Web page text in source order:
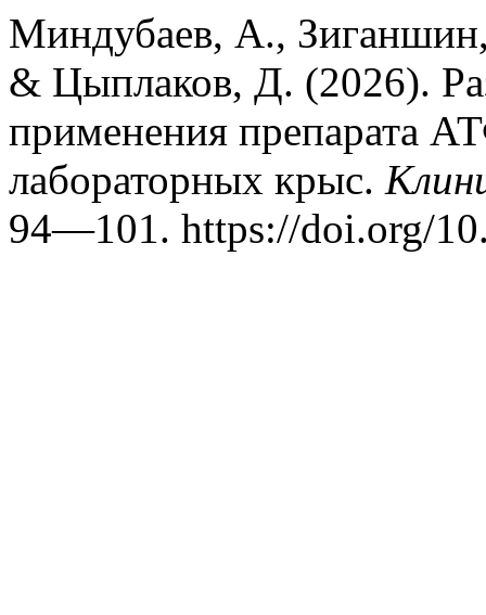
Миндубаев, А.,
& Цыплаков, Д. (2026).
применения препарата
лабораторных крыс.
94—101. https://doi.org/